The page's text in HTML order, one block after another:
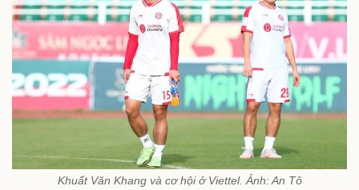
Khuất Văn Khang và cơ hội ở Viettel. Ảnh: An Tô